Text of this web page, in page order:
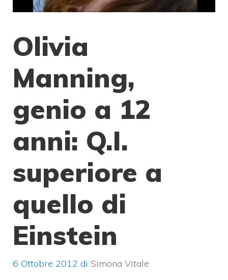
Olivia
Manning,
genio a 12
anni: Q.I.
superiore a
quello di
Einstein
6 Ottobre 2012 di Simona Vitale